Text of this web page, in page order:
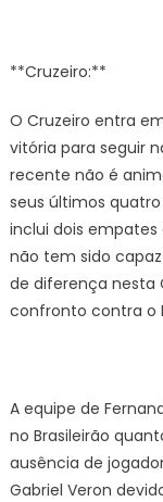
**Cruzeiro:**
O Cruzeiro entra
vitória para seguir
recente não é
seus últimos
inclui dois empates
não tem sido
de diferença nesta
confronto contra o
A equipe de
no Brasileirão
ausência de
Gabriel Veron